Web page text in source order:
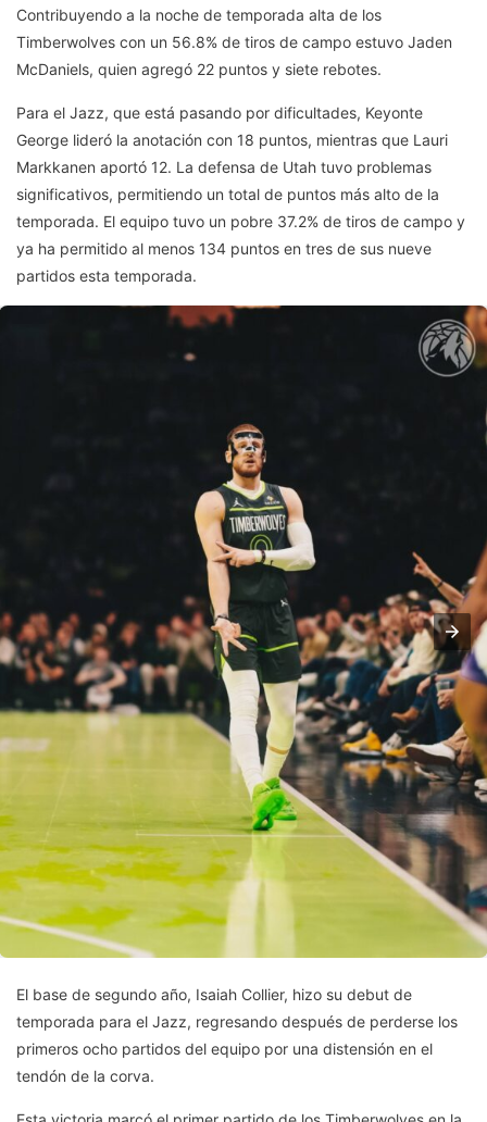
Contribuyendo a la noche de temporada alta de los
Timberwolves con un 56.8% de tiros de campo estuvo Jaden
McDaniels, quien agregó 22 puntos y siete rebotes.
Para el Jazz, que está pasando por dificultades, Keyonte
George lideró la anotación con 18 puntos, mientras que Lauri
Markkanen aportó 12. La defensa de Utah tuvo problemas
significativos, permitiendo un total de puntos más alto de la
temporada. El equipo tuvo un pobre 37.2% de tiros de campo y
ya ha permitido al menos 134 puntos en tres de sus nueve
partidos esta temporada.
El base de segundo año, Isaiah Collier, hizo su debut de
temporada para el Jazz, regresando después de perderse los
primeros ocho partidos del equipo por una distensión en el
tendón de la corva.